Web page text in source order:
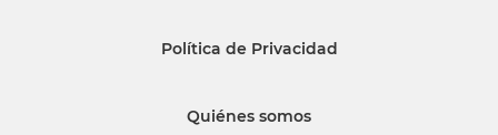
Política de Privacidad
Quiénes somos